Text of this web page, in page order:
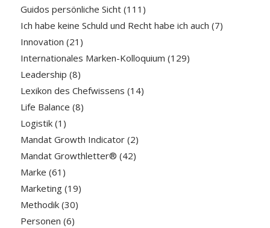
Guidos persönliche Sicht(111)
Ich habe keine Schuld und Recht habe ich auch (7)
Innovation (21)
Internationales Marken-Kolloquium (129)
Leadership (8)
Lexikon des Chefwissens (14)
Life Balance (8)
Logistik(1)
Mandat Growth Indicator(2)
Mandat Growthletter® (42)
Marke (61)
Marketing(19)
Methodik(30)
Personen (6)